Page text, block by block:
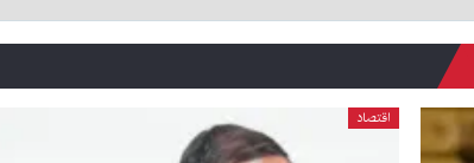
اقتصاد